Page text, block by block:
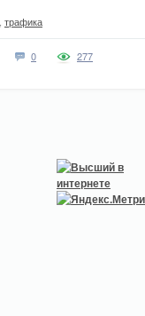
трафика
0 277